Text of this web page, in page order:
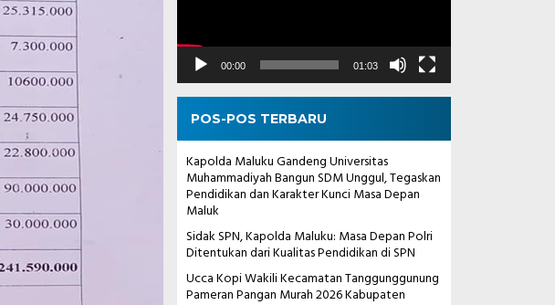
00:00 01:03
POS-POS TERBARU
Kapolda Maluku Gandeng Universitas
Muhammadiyah Bangun SDM Unggul, Tegaskan
Pendidikan dan Karakter Kunci Masa Depan
Maluk
Sidak SPN, Kapolda Maluku: Masa Depan Polri
Ditentukan dari Kualitas Pendidikan di SPN
Ucca Kopi Wakili Kecamatan Tanggunggunung
Pameran Pangan Murah 2026 Kabupaten